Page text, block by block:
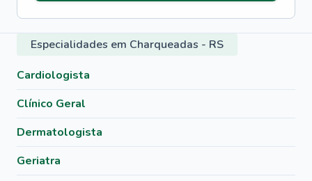
Especialidades em Charqueadas - RS
Cardiologista
Clínico Geral
Dermatologista
Geriatra